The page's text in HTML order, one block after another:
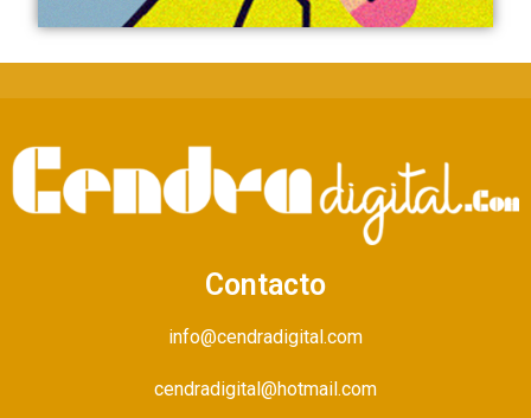
Contacto
info@cendradigital.com
cendradigital@hotmail.com